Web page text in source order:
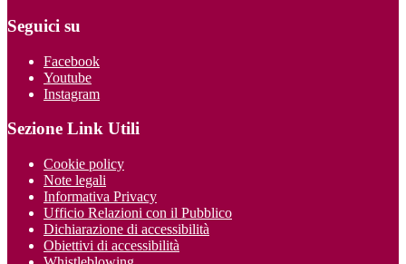
Seguici su
Facebook
Youtube
Instagram
Sezione Link Utili
Cookie policy
Note legali
Informativa Privacy
Ufficio Relazioni con il Pubblico
Dichiarazione di accessibilità
Obiettivi di accessibilità